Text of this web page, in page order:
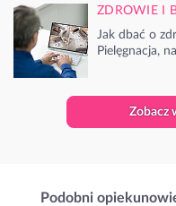
ZDROWIE I
Jak dbać o
Pielęgnacja,
Zobacz
Podobni